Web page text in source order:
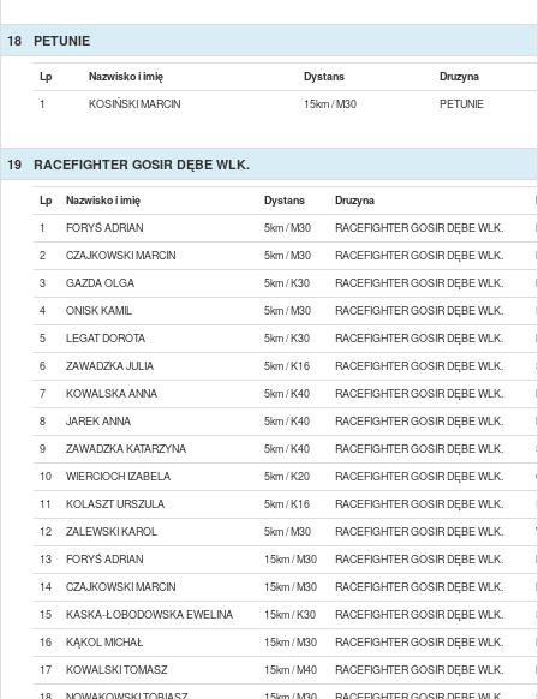
18 PETUNIE
Lp Nazwisko i imię Dystans
Druzyna
1
KOSIŃSKI MARCIN 15km / M30 PETUNIE
19 RACEFIGHTER GOSIR DĘBE WLK.
Lp Nazwisko i imię Dystans Druzyna
1
FORYŚ ADRIAN 5km / M30 RACEFIGHTER GOSIR DĘBE WLK.
2
CZAJKOWSKI MARCIN 5km / M30 RACEFIGHTER GOSIR DĘBE WLK.
3
GAZDA OLGA 5km / K30 RACEFIGHTER GOSIR DĘBE WLK.
4
ONISK KAMIL 5km / M30 RACEFIGHTER GOSIR DĘBE WLK.
5
LEGAT DOROTA 5km / K30 RACEFIGHTER GOSIR DĘBE WLK.
6
ZAWADZKA JULIA 5km / K16 RACEFIGHTER GOSIR DĘBE WLK.
7
KOWALSKA ANNA 5km / K40 RACEFIGHTER GOSIR DĘBE WLK.
8
JAREK ANNA 5km / K40 RACEFIGHTER GOSIR DĘBE WLK.
9
ZAWADZKA KATARZYNA 5km / K40 RACEFIGHTER GOSIR DĘBE WLK.
10
WIERCIOCH IZABELA 5km / K20 RACEFIGHTER GOSIR DĘBE WLK.
11
KOLASZT URSZULA 5km / K16 RACEFIGHTER GOSIR DĘBE WLK.
12
ZALEWSKI KAROL 5km / M30 RACEFIGHTER GOSIR DĘBE WLK.
13
FORYŚ ADRIAN 15km / M30 RACEFIGHTER GOSIR DĘBE WLK.
14
CZAJKOWSKI MARCIN 15km / M30 RACEFIGHTER GOSIR DĘBE WLK.
15
KASKA-ŁOBODOWSKA EWELINA 15km / K30 RACEFIGHTER GOSIR DĘBE WLK.
16
KĄKOL MICHAŁ 15km / M30 RACEFIGHTER GOSIR DĘBE WLK.
17
KOWALSKI TOMASZ 15km / M40 RACEFIGHTER GOSIR DĘBE WLK.